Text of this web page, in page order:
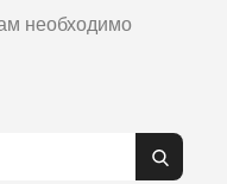
необходимо
Поиск